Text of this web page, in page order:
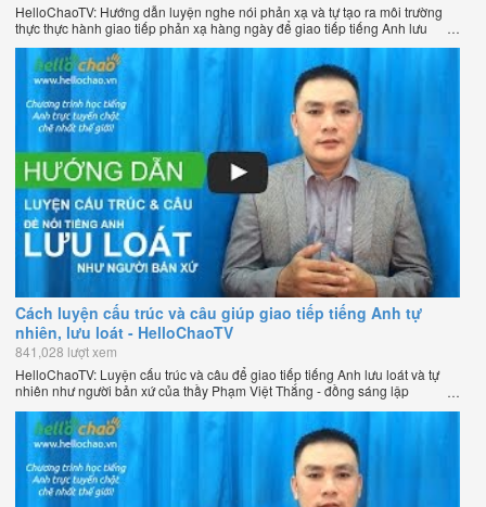
HelloChaoTV: Hướng dẫn luyện nghe nói phản xạ và tự tạo ra môi trường
thực thực hành giao tiếp phản xạ hàng ngày để giao tiếp tiếng Anh lưu
loát như người bản xứ của thầy Phạm Việt Thắng - đồng sáng lập
HelloChao.vn - Chương trình dạy tiếng Anh trực tuyến chặt chẽ nhất thế
giới.
Cách luyện cấu trúc và câu giúp giao tiếp tiếng Anh tự
nhiên, lưu loát - HelloChaoTV
841,028 lượt xem
HelloChaoTV: Luyện cấu trúc và câu để giao tiếp tiếng Anh lưu loát và tự
nhiên như người bản xứ của thầy Phạm Việt Thắng - đồng sáng lập